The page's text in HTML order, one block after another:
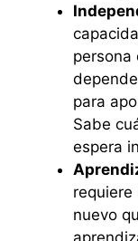
persona
para
Sabe
espera
requiere
nuevo